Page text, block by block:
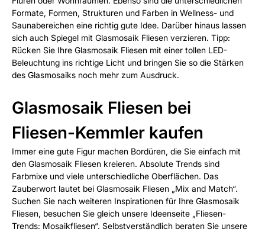
Formate, Formen, Strukturen und Farben in Wellness- und
Saunabereichen eine richtig gute Idee. Darüber hinaus lassen
sich auch Spiegel mit Glasmosaik Fliesen verzieren. Tipp:
Rücken Sie Ihre Glasmosaik Fliesen mit einer tollen LED-
Beleuchtung ins richtige Licht und bringen Sie so die Stärken
des Glasmosaiks noch mehr zum Ausdruck.
Glasmosaik Fliesen bei
Fliesen-Kemmler kaufen
Immer eine gute Figur machen Bordüren, die Sie einfach mit
den Glasmosaik Fliesen kreieren. Absolute Trends sind
Farbmixe und viele unterschiedliche Oberflächen. Das
Zauberwort lautet bei Glasmosaik Fliesen „Mix and Match“.
Suchen Sie nach weiteren Inspirationen für Ihre Glasmosaik
Fliesen, besuchen Sie gleich unsere Ideenseite „Fliesen-
Trends: Mosaikfliesen“. Selbstverständlich beraten Sie unsere